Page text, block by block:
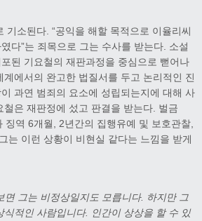
기소된다. “공익을 해할 목적으로 이율리씨
다”는 죄목으로 그는 수사를 받는다. 소설
된 기요철의 재판과정을 중심으로 뻗어나
에서의 완고한 법질서를 두고 논리적인 진
과연 범죄의 요소에 성립되는지에 대해 사
철은 재판정에 섰고 판결을 받는다. 벌금
징역 6개월, 2년간의 집행유예 및 보호관찰,
는 이런 상황이 비현실 같다는 느낌을 받게
면 그는 비정상일지도 모릅니다. 하지만 그
식적인 사람입니다.
인간이 상상을 할 수 있